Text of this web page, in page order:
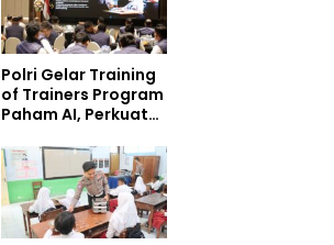
Polri Gelar Training
of Trainers Program
Paham AI, Perkuat
Pelajar